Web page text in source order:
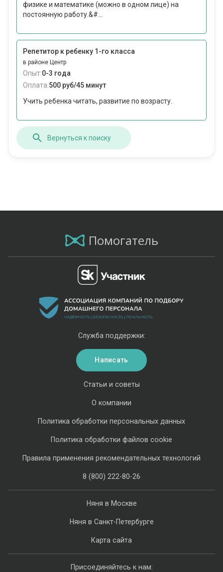
физике и математике (можно в одном лице) на
постоянную работу.&#...
Репетитор к ребенку 1-го класса
в районе Центр
Опыт:0-3 года
Оплата:500 руб/45 минут
Учить ребенка читать, развитие по возрасту.
Вернуться к поиску
Помогатель
Няня в Москве
Няня в Санкт-Петербурге
Карта сайта
Статьи и советы
О компании
Политика обработки персональных данных
Политика обработки файлов cookie
Правила применения рекомендательных технологий
8 (800) 222-80-26
Служба поддержки:
Написать
Присоединяйтесь к нам: